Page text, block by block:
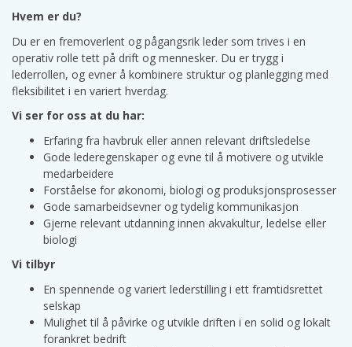
Hvem er du?
Du er en fremoverlent og pågangsrik leder som trives i en
operativ rolle tett på drift og mennesker. Du er trygg i
lederrollen, og evner å kombinere struktur og planlegging med
fleksibilitet i en variert hverdag.
Vi ser for oss at du har:
Erfaring fra havbruk eller annen relevant driftsledelse
Gode lederegenskaper og evne til å motivere og utvikle
medarbeidere
Forståelse for økonomi, biologi og produksjonsprosesser
Gode samarbeidsevner og tydelig kommunikasjon
Gjerne relevant utdanning innen akvakultur, ledelse eller
biologi
Vi tilbyr
En spennende og variert lederstilling i ett framtidsrettet
selskap
Mulighet til å påvirke og utvikle driften i en solid og lokalt
forankret bedrift